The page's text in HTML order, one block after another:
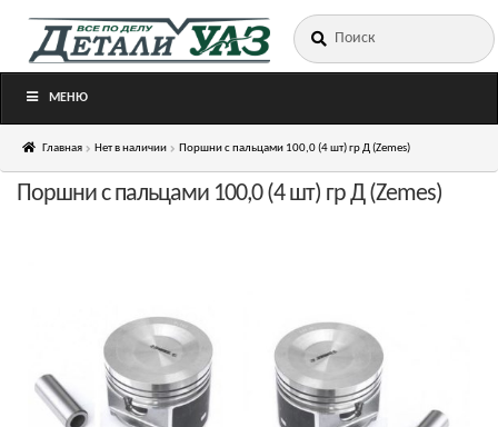
Перейти
Перейти
Искать:
МЕНЮ
Главная Нет в наличии Поршни с пальцами 100,0 (4 шт) гр Д (Zemes)
Поршни с пальцами 100,0 (4 шт) гр Д (Zemes)